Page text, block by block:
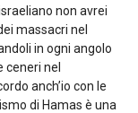
non avrei
massacri nel
in ogni angolo
ceneri nel
anch’io con le
di Hamas è una